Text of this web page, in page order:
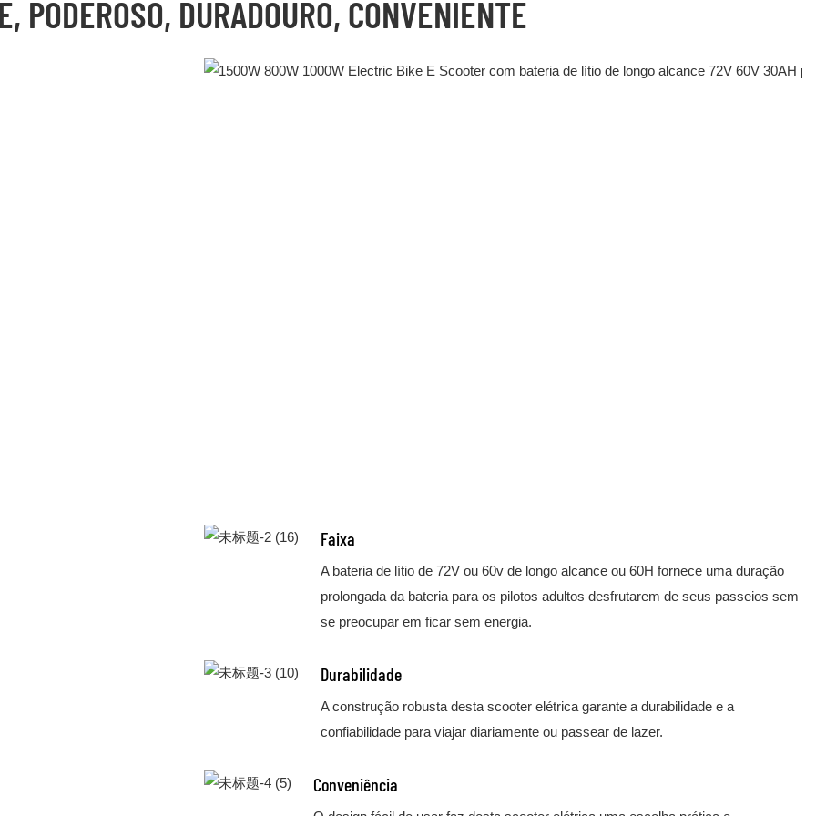
PODEROSO, DURADOURO, CONVENIENTE
Faixa
A bateria de lítio de 72V ou 60v de longo alcance ou 60H fornece uma duração
prolongada da bateria para os pilotos adultos desfrutarem de seus passeios sem
se preocupar em ficar sem energia.
Durabilidade
A construção robusta desta scooter elétrica garante a durabilidade e a
confiabilidade para viajar diariamente ou passear de lazer.
Conveniência